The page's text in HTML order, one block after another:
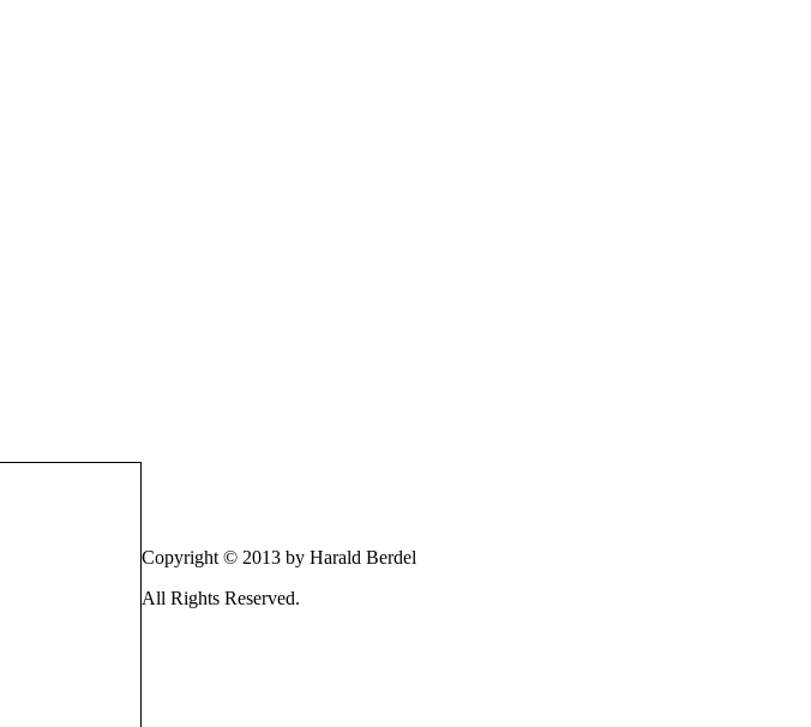
Copyright © 2013 by Harald Berdel
All Rights Reserved.